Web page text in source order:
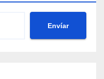
Envíar